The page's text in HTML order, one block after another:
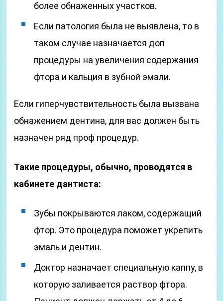
более обнаженных участков.
Если патология была не выявлена, то в
таком случае назначается доп
процедуры на увеличения содержания
фтора и кальция в зубной эмали.
Если гиперчувствительность была вызвана
обнажением дентина, для вас должен быть
назначен ряд проф процедур.
Такие процедуры, обычно, проводятся в
кабинете дантиста:
Зубы покрываются лаком, содержащий
фтор. Это процедура поможет укрепить
эмаль и дентин.
Доктор назначает специальную каппу, в
которую заливается раствор фтора.